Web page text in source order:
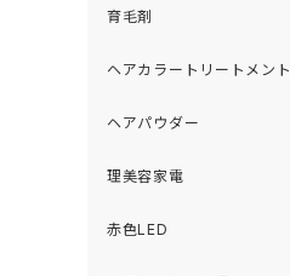
育毛剤
ヘアカラートリートメント
ヘアパウダー
理美容家電
赤色LED